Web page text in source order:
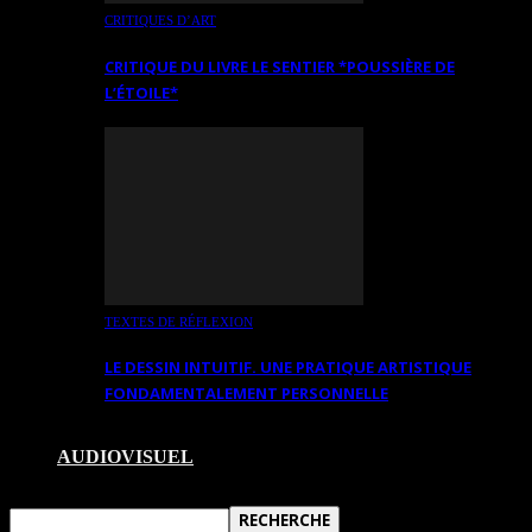
CRITIQUES D’ART
CRITIQUE DU LIVRE LE SENTIER *POUSSIÈRE DE
L’ÉTOILE*
TEXTES DE RÉFLEXION
LE DESSIN INTUITIF. UNE PRATIQUE ARTISTIQUE
FONDAMENTALEMENT PERSONNELLE
AUDIOVISUEL